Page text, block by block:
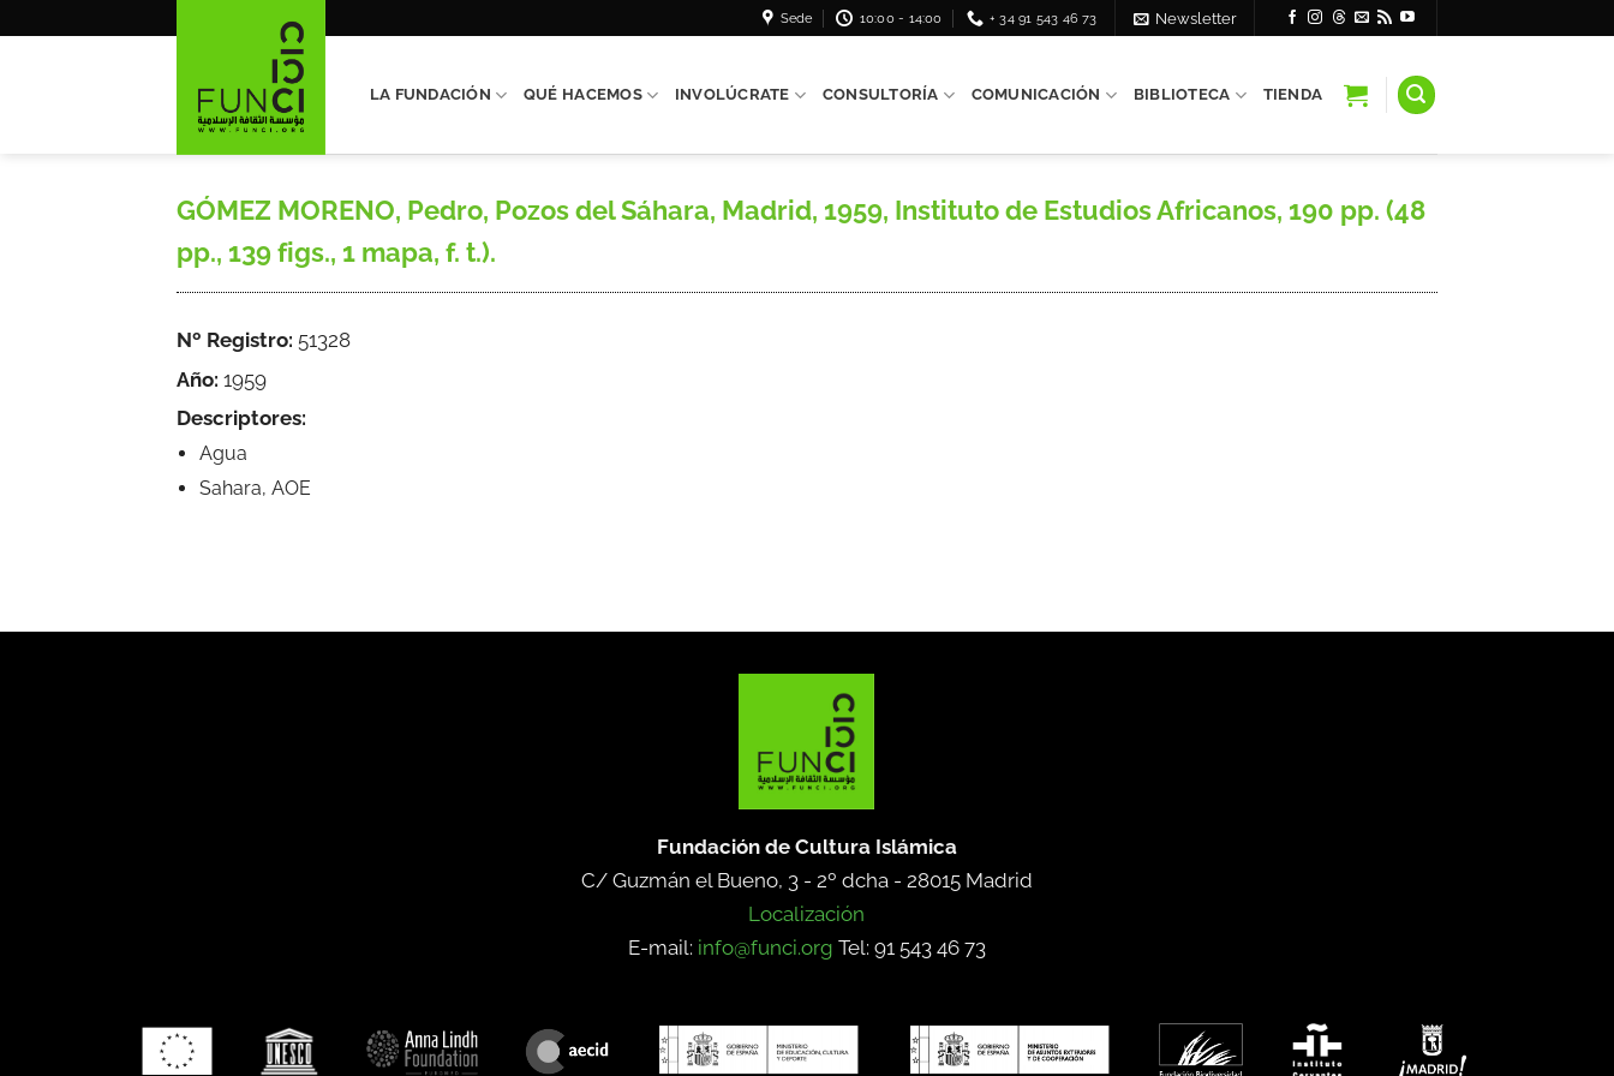
Sede 10:00 - 14:00 + 34 91 543 46 73 Newsletter
LA FUNDACIÓN QUÉ HACEMOS INVOLÚCRATE CONSULTORÍA COMUNICACIÓN BIBLIOTECA TIENDA
GÓMEZ MORENO, Pedro, Pozos del Sáhara, Madrid, 1959, Instituto de Estudios Africanos, 190 pp. (48
pp., 139 figs., 1 mapa, f. t.).
Nº Registro: 51328
Año: 1959
Descriptores:
Agua
Sahara, AOE
Fundación de Cultura Islámica
C/ Guzmán el Bueno, 3 - 2º dcha - 28015 Madrid
Localización
E-mail: info@funci.org Tel: 91 543 46 73